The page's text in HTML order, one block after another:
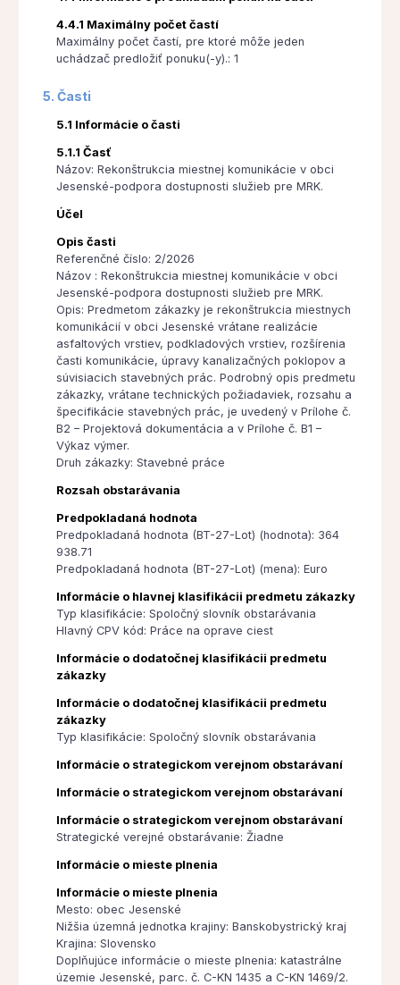
4.4.1 Maximálny počet častí
Maximálny počet častí, pre ktoré môže jeden
uchádzač predložiť ponuku(-y).: 1
5. Časti
5.1 Informácie o časti
5.1.1 Časť
Názov: Rekonštrukcia miestnej komunikácie v obci
Jesenské-podpora dostupnosti služieb pre MRK.
Účel
Opis časti
Referenčné číslo: 2/2026
Názov : Rekonštrukcia miestnej komunikácie v obci
Jesenské-podpora dostupnosti služieb pre MRK.
Opis: Predmetom zákazky je rekonštrukcia miestnych
komunikácií v obci Jesenské vrátane realizácie
asfaltových vrstiev, podkladových vrstiev, rozšírenia
časti komunikácie, úpravy kanalizačných poklopov a
súvisiacich stavebných prác. Podrobný opis predmetu
zákazky, vrátane technických požiadaviek, rozsahu a
špecifikácie stavebných prác, je uvedený v Prílohe č.
B2 – Projektová dokumentácia a v Prílohe č. B1 –
Výkaz výmer.
Druh zákazky: Stavebné práce
Rozsah obstarávania
Predpokladaná hodnota
Predpokladaná hodnota (BT-27-Lot) (hodnota): 364
938.71
Predpokladaná hodnota (BT-27-Lot) (mena): Euro
Informácie o hlavnej klasifikácii predmetu zákazky
Typ klasifikácie: Spoločný slovník obstarávania
Hlavný CPV kód: Práce na oprave ciest
Informácie o dodatočnej klasifikácii predmetu
zákazky
Informácie o dodatočnej klasifikácii predmetu
zákazky
Typ klasifikácie: Spoločný slovník obstarávania
Informácie o strategickom verejnom obstarávaní
Informácie o strategickom verejnom obstarávaní
Informácie o strategickom verejnom obstarávaní
Strategické verejné obstarávanie: Žiadne
Informácie o mieste plnenia
Informácie o mieste plnenia
Mesto: obec Jesenské
Nižšia územná jednotka krajiny: Banskobystrický kraj
Krajina: Slovensko
Doplňujúce informácie o mieste plnenia: katastrálne
územie Jesenské, parc. č. C-KN 1435 a C-KN 1469/2.